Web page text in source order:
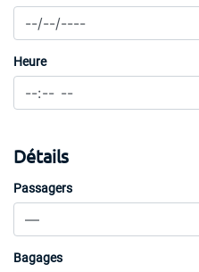
Heure
Détails
Passagers
Bagages